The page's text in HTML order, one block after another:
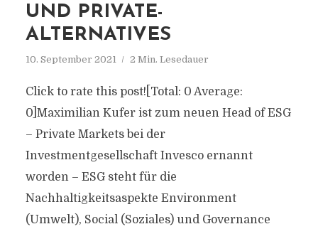
UND PRIVATE-
ALTERNATIVES
10. September 2021 2 Min. Lesedauer
Click to rate this post![Total: 0 Average:
0]Maximilian Kufer ist zum neuen Head of ESG
– Private Markets bei der
Investmentgesellschaft Invesco ernannt
worden – ESG steht für die
Nachhaltigkeitsaspekte Environment
(Umwelt), Social (Soziales) und Governance